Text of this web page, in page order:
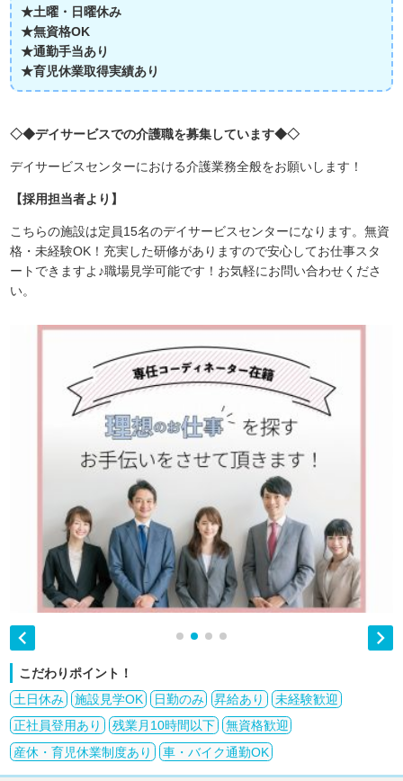
★土曜・日曜休み
★無資格OK
★通勤手当あり
★育児休業取得実績あり
◇◆デイサービスでの介護職を募集しています◆◇
デイサービスセンターにおける介護業務全般をお願いします！
【採用担当者より】
こちらの施設は定員15名のデイサービスセンターになります。無資
格・未経験OK！充実した研修がありますので安心してお仕事スタ
ートできますよ♪職場見学可能です！お気軽にお問い合わせくださ
い。
 
こだわりポイント！
土日休み
施設見学OK 日勤のみ 昇給あり
未経験歓迎
正社員登用あり
残業月10時間以下
無資格歓迎
産休・育児休業制度あり
車・バイク通勤OK